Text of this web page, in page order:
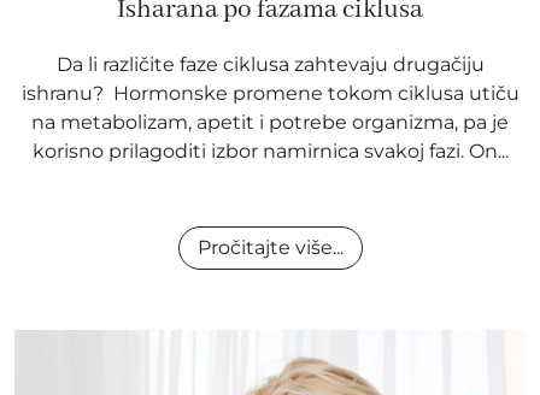
Isharana po fazama ciklusa
Da li različite faze ciklusa zahtevaju drugačiju
ishranu? Hormonske promene tokom ciklusa utiču
na metabolizam, apetit i potrebe organizma, pa je
korisno prilagoditi izbor namirnica svakoj fazi. On...
Pročitajte više...